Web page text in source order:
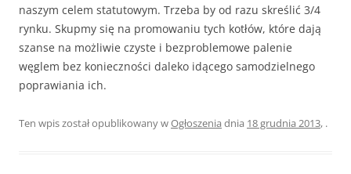
naszym celem statutowym. Trzeba by od razu skreślić 3/4
rynku. Skupmy się na promowaniu tych kotłów, które dają
szanse na możliwie czyste i bezproblemowe palenie
węglem bez konieczności daleko idącego samodzielnego
poprawiania ich.
Ten wpis został opublikowany wOgłoszenia dnia 18 grudnia 2013, .